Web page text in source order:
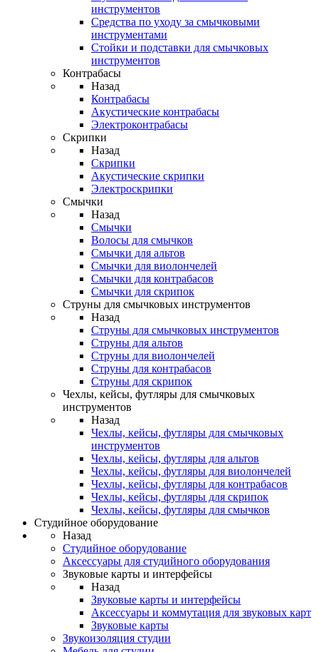
инструментов
Средства по уходу за смычковыми
инструментами
Стойки и подставки для смычковых
инструментов
Контрабасы
Назад
Контрабасы
Акустические контрабасы
Электроконтрабасы
Скрипки
Назад
Скрипки
Акустические скрипки
Электроскрипки
Смычки
Назад
Смычки
Волосы для смычков
Смычки для альтов
Смычки для виолончелей
Смычки для контрабасов
Смычки для скрипок
Струны для смычковых инструментов
Назад
Струны для смычковых инструментов
Струны для альтов
Струны для виолончелей
Струны для контрабасов
Струны для скрипок
Чехлы, кейсы, футляры для смычковых
инструментов
Назад
Чехлы, кейсы, футляры для смычковых
инструментов
Чехлы, кейсы, футляры для альтов
Чехлы, кейсы, футляры для виолончелей
Чехлы, кейсы, футляры для контрабасов
Чехлы, кейсы, футляры для скрипок
Чехлы, кейсы, футляры для смычков
Студийное оборудование
Назад
Студийное оборудование
Аксессуары для студийного оборудования
Звуковые карты и интерфейсы
Назад
Звуковые карты и интерфейсы
Аксессуары и коммутация для звуковых карт
Звуковые карты
Звукоизоляция студии